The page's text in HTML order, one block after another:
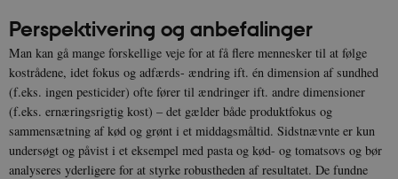
Perspektivering og anbefalinger
Man kan gå mange forskellige veje for at få flere mennesker til at følge
kostrådene, idet fokus og adfærds- ændring ift. én dimension af sundhed
(f.eks. ingen pesticider) ofte fører til ændringer ift. andre dimensioner
(f.eks. ernæringsrigtig kost) – det gælder både produktfokus og
sammensætning af kød og grønt i et middagsmåltid. Sidstnævnte er kun
undersøgt og påvist i et eksempel med pasta og kød- og tomatsovs og bør
analyseres yderligere for at styrke robustheden af resultatet. De fundne
__Secure-
typo3nonce__gmD7aT5GgP4rEaReeoT4Q
icrofs.dk